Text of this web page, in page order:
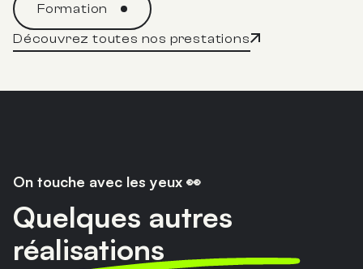
Formation
Découvrez toutes nos prestations
On touche avec les yeux 👀
Quelques autres
réalisations